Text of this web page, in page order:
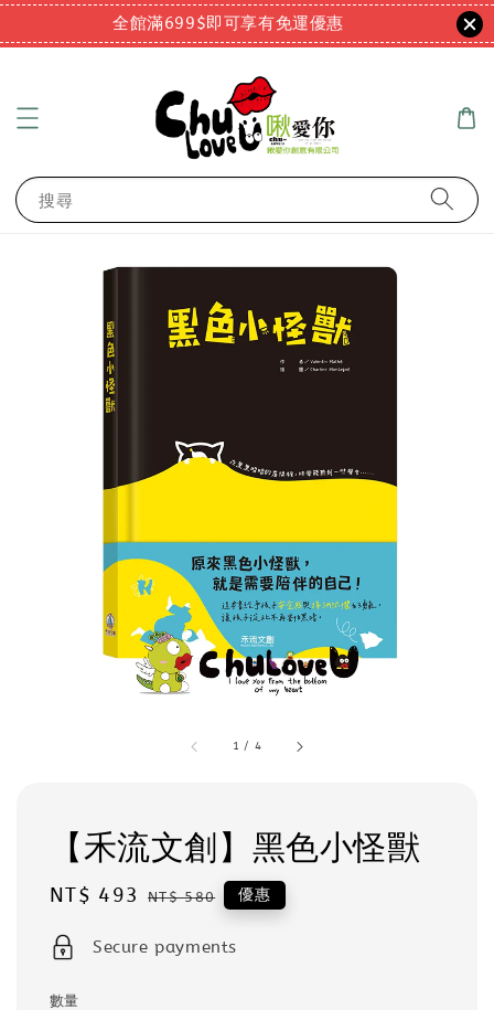
全館滿699$即可享有免運優惠
搜尋
1 / 4
【禾流文創】黑色小怪獸
Sale
NT$ 493 Regular
NT$ 580 優惠
Secure payments
數量